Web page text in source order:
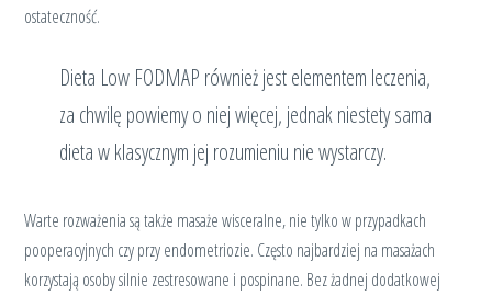
ostateczność.
Dieta Low FODMAP również jest elementem leczenia,
za chwilę powiemy o niej więcej, jednak niestety sama
dieta w klasycznym jej rozumieniu nie wystarczy.
Warte rozważenia są także masaże wisceralne, nie tylko w przypadkach
pooperacyjnych czy przy endometriozie. Często najbardziej na masażach
korzystają osoby silnie zestresowane i pospinane. Bez żadnej dodatkowej